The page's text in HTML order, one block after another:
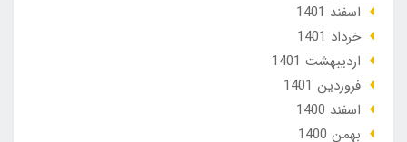
اسفند 1401
خرداد 1401
ارديبهشت 1401
فروردین 1401
اسفند 1400
بهمن 1400